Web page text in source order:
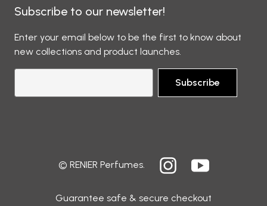
Subscribe to our newsletter!
Enter your email below to be the first to know about
new collections and product launches.
Subscribe
© RENIER Perfumes.
Guarantee safe & secure checkout